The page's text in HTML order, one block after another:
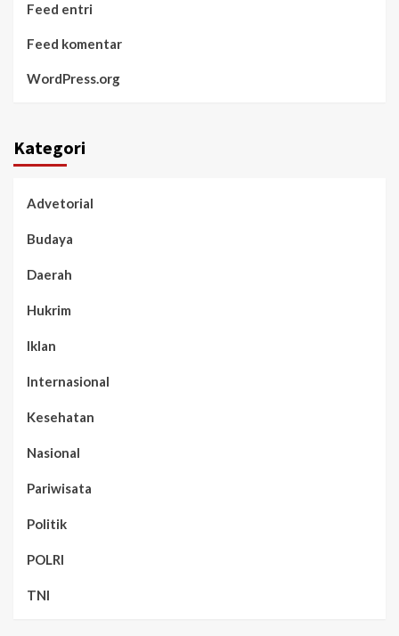
Feed entri
Feed komentar
WordPress.org
Kategori
Advetorial
Budaya
Daerah
Hukrim
Iklan
Internasional
Kesehatan
Nasional
Pariwisata
Politik
POLRI
TNI